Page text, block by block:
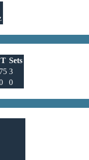
T Sets
75 3
0